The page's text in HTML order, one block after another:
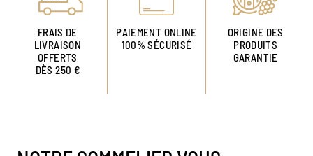
FRAIS DE
LIVRAISON
OFFERTS
DÈS 250 €
PAIEMENT ONLINE
100% SÉCURISÉ
ORIGINE DES
PRODUITS
GARANTIE